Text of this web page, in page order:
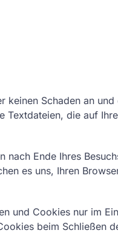
Schaden an
die auf
nach Ende Ihres
es uns, Ihren
und Cookies nur im
beim Schließen